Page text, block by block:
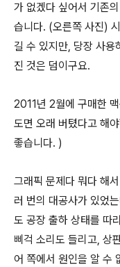
가 없겠다 싶어서 기존
습니다. (오른쪽 사진)
길 수 있지만, 당장 사용
진 것은 덤이구요.
2011년 2월에 구매한
도면 오래 버텼다고 해
좋습니다. )
그래픽 문제다 뭐다 해
러 번의 대공사가 있었
도 공장 출하 상태를 따
삐걱 소리도 들리고, 상
어 쪽에서 원인을 알 수